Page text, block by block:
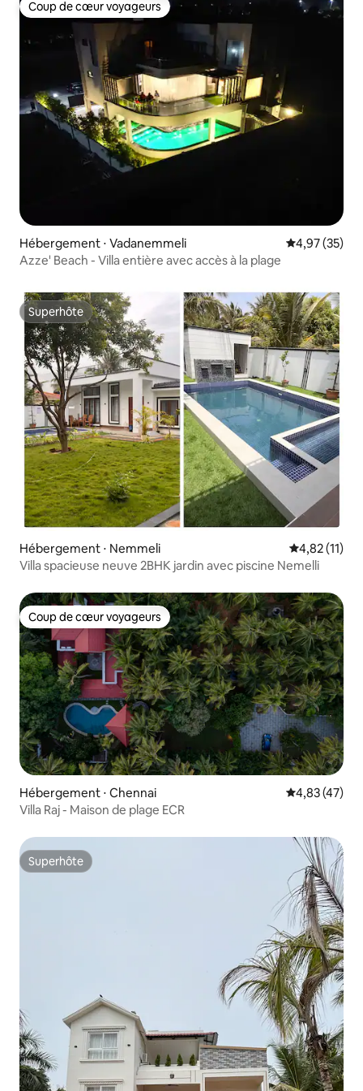
Coup de cœur voyageurs
Coup de cœur voyageurs
Hébergement ⋅ Vadanemmeli Évaluation
4,97 (35)
Azze' Beach - Villa entière avec accès à la plage
Superhôte
Superhôte
Hébergement ⋅ Nemmeli Évaluation
4,82 (11)
Villa spacieuse neuve 2BHK jardin avec piscine Nemelli
Coup de cœur voyageurs
Coup de cœur voyageurs
Hébergement ⋅ Chennai Évaluation
4,83 (47)
Villa Raj - Maison de plage ECR
Superhôte
Superhôte